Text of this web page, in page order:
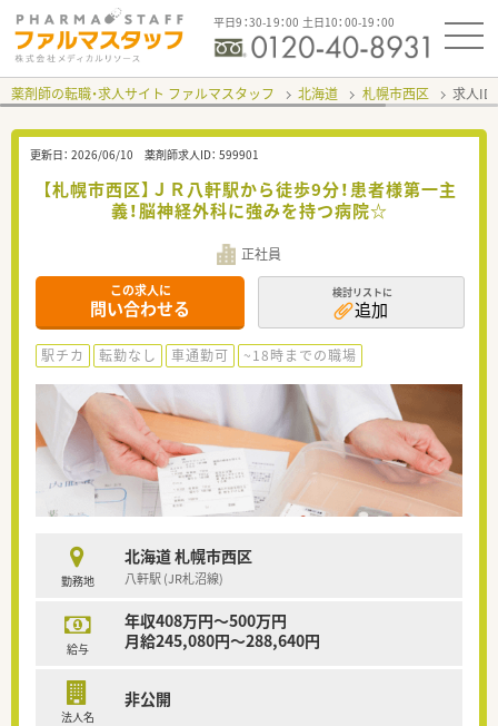
平日9：30-19：00 土日10：00-19：00
薬剤師の転職・求人サイト ファルマスタッフ 北海道 札幌市西区 求人ID
更新日： 2026/06/10 薬剤師求人ID： 599901
【札幌市西区】ＪＲ八軒駅から徒歩9分！患者様第一主
義！脳神経外科に強みを持つ病院☆
正社員
この求人に
問い合わせる
検討リストに
追加
駅チカ 転勤なし 車通勤可 ~18時までの職場
勤務地
北海道 札幌市西区
八軒駅 (JR札沼線)
給与
年収408万円～500万円
月給245,080円～288,640円
法人名
非公開